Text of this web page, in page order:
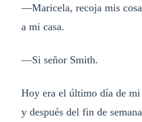
—Maricela, recoja mis
a mi casa.
—Si señor Smith.
Hoy era el último día de
y después del fin de